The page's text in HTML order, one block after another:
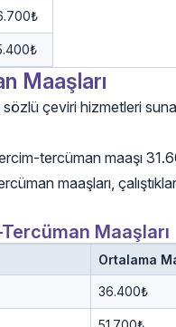
Maaşları
çeviri hizmetleri
tercüman maaşı
maaşları,
Maaşları
Ortalama
36.400₺